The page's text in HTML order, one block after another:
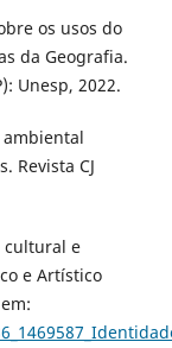
os usos do
da Geografia.
Unesp, 2022.
ambiental
Revista CJ
cultural e
e Artístico